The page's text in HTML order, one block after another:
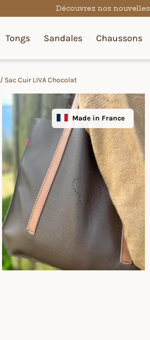
Découvrez nos nouvelles
Tongs Sandales Chaussons
/ Sac Cuir LIVA Chocolat
Made in France